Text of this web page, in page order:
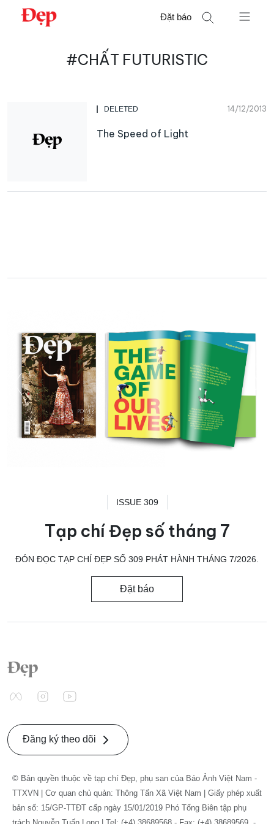
Chuyển
Đặt báo
#CHẤT FUTURISTIC
DELETED 14/12/2013
The Speed of Light
ISSUE 309
Tạp chí Đẹp số tháng 7
ĐÓN ĐỌC TẠP CHÍ ĐẸP SỐ 309 PHÁT HÀNH THÁNG 7/2026.
Đặt báo
Đăng ký theo dõi
© Bản quyền thuộc về tạp chí Đẹp, phụ san của Báo Ảnh Việt Nam -
TTXVN | Cơ quan chủ quản: Thông Tấn Xã Việt Nam | Giấy phép xuất
bản số: 15/GP-TTĐT cấp ngày 15/01/2019 Phó Tổng Biên tập phụ